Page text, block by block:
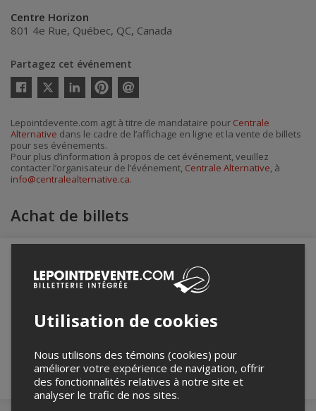
Centre Horizon
801 4e Rue, Québec, QC, Canada
Partagez cet événement
Twitter
courriel
Lepointdevente.com agit à titre de mandataire pour Centrale
Alternative dans le cadre de l’affichage en ligne et la vente de billets
pour ses événements.
Pour plus d’information à propos de cet événement, veuillez
contacter l’organisateur de l’événement, Centrale Alternative, à
info@centralealternative.ca.
Achat de billets
Merci de confirmer que vous n'êtes pas un
Utilisation de cookies
Nous utilisons des témoins (cookies) pour
améliorer votre expérience de navigation, offrir
des fonctionnalités relatives à notre site et
analyser le trafic de nos sites.